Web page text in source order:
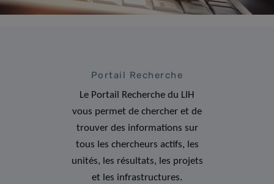
Portail Recherche
Le Portail Recherche du LIH
vous permet de chercher et de
trouver des informations sur
tous les chercheurs actifs, les
unités, les résultats, les projets
et les infrastructures.